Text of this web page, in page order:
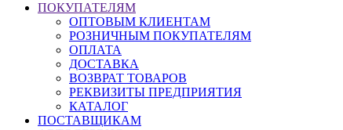
ПОКУПАТЕЛЯМ
ОПТОВЫМ КЛИЕНТАМ
РОЗНИЧНЫМ ПОКУПАТЕЛЯМ
ОПЛАТА
ДОСТАВКА
ВОЗВРАТ ТОВАРОВ
РЕКВИЗИТЫ ПРЕДПРИЯТИЯ
КАТАЛОГ
ПОСТАВЩИКАМ